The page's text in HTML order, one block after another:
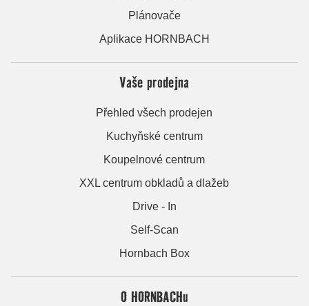
Plánovače
Aplikace HORNBACH
Vaše prodejna
Přehled všech prodejen
Kuchyňské centrum
Koupelnové centrum
XXL centrum obkladů a dlažeb
Drive - In
Self-Scan
Hornbach Box
O HORNBACHu